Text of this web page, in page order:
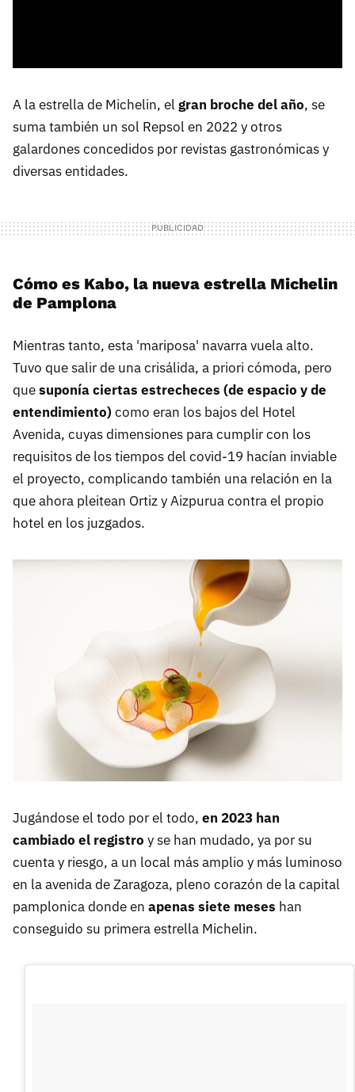
A la estrella de Michelin, el gran broche del año, se
suma también un sol Repsol en 2022 y otros
galardones concedidos por revistas gastronómicas y
diversas entidades.
Cómo es Kabo, la nueva estrella Michelin
de Pamplona
Mientras tanto, esta 'mariposa' navarra vuela alto.
Tuvo que salir de una crisálida, a priori cómoda, pero
quesuponía ciertas estrecheces (de espacio y de
entendimiento) como eran los bajos del Hotel
Avenida, cuyas dimensiones para cumplir con los
requisitos de los tiempos del covid-19 hacían inviable
el proyecto, complicando también una relación en la
que ahora pleitean Ortiz y Aizpurua contra el propio
hotel en los juzgados.
Jugándose el todo por el todo, en 2023 han
cambiado el registro y se han mudado, ya por su
cuenta y riesgo, a un local más amplio y más luminoso
en la avenida de Zaragoza, pleno corazón de la capital
pamplonica donde en apenas siete meses han
conseguido su primera estrella Michelin.